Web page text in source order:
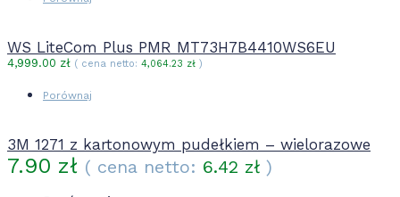
WS LiteCom Plus PMR MT73H7B4410WS6EU
4,999.00 zł ( cena netto: 4,064.23 zł )
Porównaj
3M 1271 z kartonowym pudełkiem – wielorazowe
7.90 zł ( cena netto: 6.42 zł )